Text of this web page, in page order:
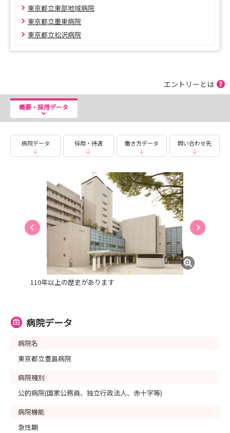
東京都立東部地域病院
東京都立墨東病院
東京都立松沢病院
エントリーとは
概要・採用データ
病院データ 採用・待遇 働き方データ 問い合わせ先
110年以上の歴史があります
病院データ
病院名
東京都立豊島病院
病院種別
公的病院(国家公務員、独立行政法人、赤十字等)
病院機能
急性期